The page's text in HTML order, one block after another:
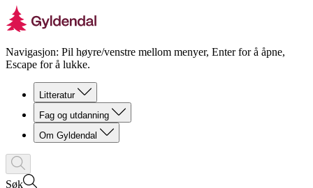
Navigasjon: Pil høyre/venstre mellom menyer, Enter for å åpne,
Escape for å lukke.
Litteratur
Fag og utdanning
Om Gyldendal
Søk